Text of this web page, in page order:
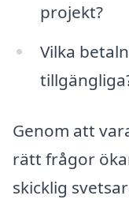
projekt?
Vilka
Genom att
rätt frågor
skicklig